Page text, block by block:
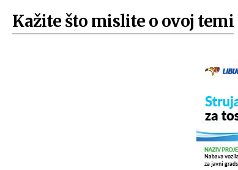
Kažite što mislite o ovoj temi